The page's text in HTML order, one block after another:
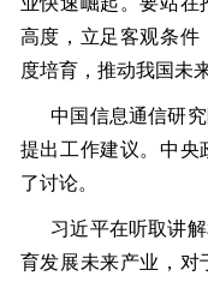
高度，立足客观条件
度培育，推动我国未
中国信息通信研究
提出工作建议。中央
了讨论。
习近平在听取讲解
育发展未来产业，对